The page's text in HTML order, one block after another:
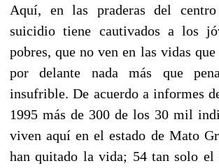
Aquí, en las praderas del
suicidio tiene cautivados a los
pobres, que no ven en las vidas que
por delante nada más que
insufrible. De acuerdo a informes
1995 más de 300 de los 30 mil
viven aquí en el estado de Mato
han quitado la vida; 54 tan solo el